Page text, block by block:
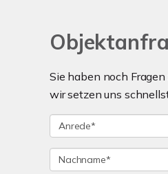
Sie haben noch
wir setzen uns